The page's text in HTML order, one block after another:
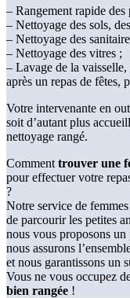
– Rangement rapide des
– Nettoyage des sols,
– Nettoyage des
– Nettoyage des vitres ;
– Lavage de la
après un repas de fêtes,
Votre intervenante en
soit d’autant plus
nettoyage rangé.
Comment trouver une
pour effectuer votre
?
Notre service de
de parcourir les petites
nous vous proposons
nous assurons
et nous garantissons un
Vous ne vous occupez
bien rangée !